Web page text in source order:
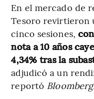
En el mercado de
Tesoro revirtieron
cinco sesiones,
nota a 10 años
4,34% tras la
adjudicó a un
reportó Bloomberg